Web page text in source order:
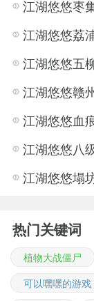
热门关键词
植物大战僵尸
可以嘿嘿的游戏